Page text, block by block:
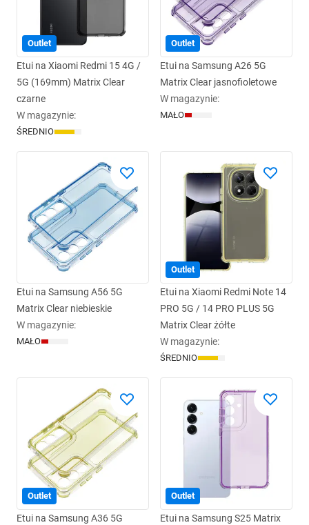
Outlet
Etui na Xiaomi Redmi 15 4G /
5G (169mm) Matrix Clear
czarne
W magazynie:
ŚREDNIO
Outlet
Etui na Samsung A26 5G
Matrix Clear jasnofioletowe
W magazynie:
MAŁO
Etui na Samsung A56 5G
Matrix Clear niebieskie
W magazynie:
MAŁO
Outlet
Etui na Xiaomi Redmi Note 14
PRO 5G / 14 PRO PLUS 5G
Matrix Clear żółte
W magazynie:
ŚREDNIO
Outlet
Etui na Samsung A36 5G
Outlet
Etui na Samsung S25 Matrix